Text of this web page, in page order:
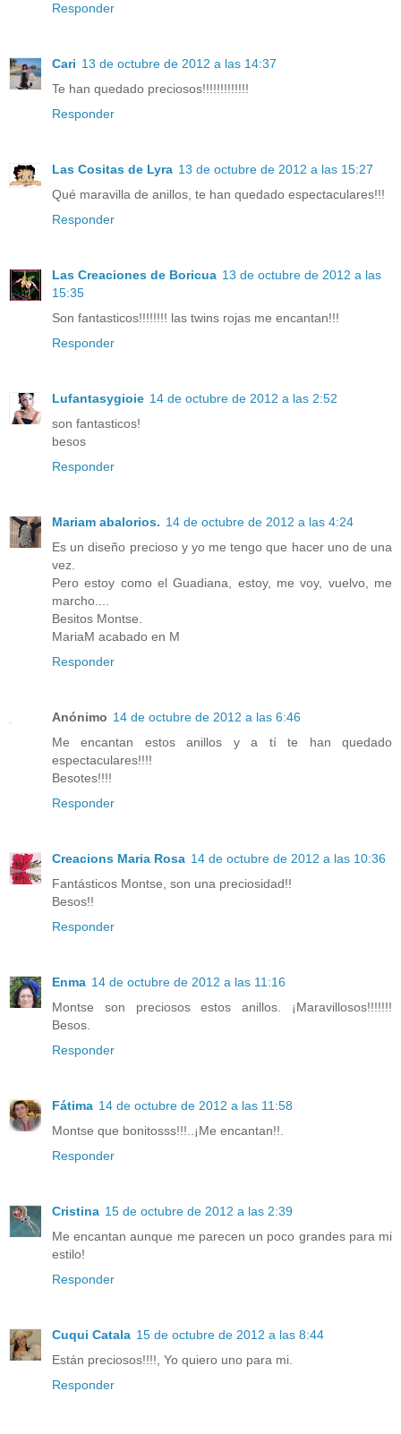
Responder
Cari 13 de octubre de 2012 a las 14:37
Te han quedado preciosos!!!!!!!!!!!!!
Responder
Las Cositas de Lyra 13 de octubre de 2012 a las 15:27
Qué maravilla de anillos, te han quedado espectaculares!!!
Responder
Las Creaciones de Boricua 13 de octubre de 2012 a las
15:35
Son fantasticos!!!!!!!! las twins rojas me encantan!!!
Responder
Lufantasygioie 14 de octubre de 2012 a las 2:52
son fantasticos!
besos
Responder
Mariam abalorios. 14 de octubre de 2012 a las 4:24
Es un diseño precioso y yo me tengo que hacer uno de una
vez.
Pero estoy como el Guadiana, estoy, me voy, vuelvo, me
marcho....
Besitos Montse.
MariaM acabado en M
Responder
Anónimo 14 de octubre de 2012 a las 6:46
Me encantan estos anillos y a tí te han quedado
espectaculares!!!!
Besotes!!!!
Responder
Creacions Maria Rosa 14 de octubre de 2012 a las 10:36
Fantásticos Montse, son una preciosidad!!
Besos!!
Responder
Enma 14 de octubre de 2012 a las 11:16
Montse son preciosos estos anillos. ¡Maravillosos!!!!!!!
Besos.
Responder
Fátima 14 de octubre de 2012 a las 11:58
Montse que bonitosss!!!..¡Me encantan!!.
Responder
Cristina 15 de octubre de 2012 a las 2:39
Me encantan aunque me parecen un poco grandes para mi
estilo!
Responder
Cuqui Catala 15 de octubre de 2012 a las 8:44
Están preciosos!!!!, Yo quiero uno para mi.
Responder